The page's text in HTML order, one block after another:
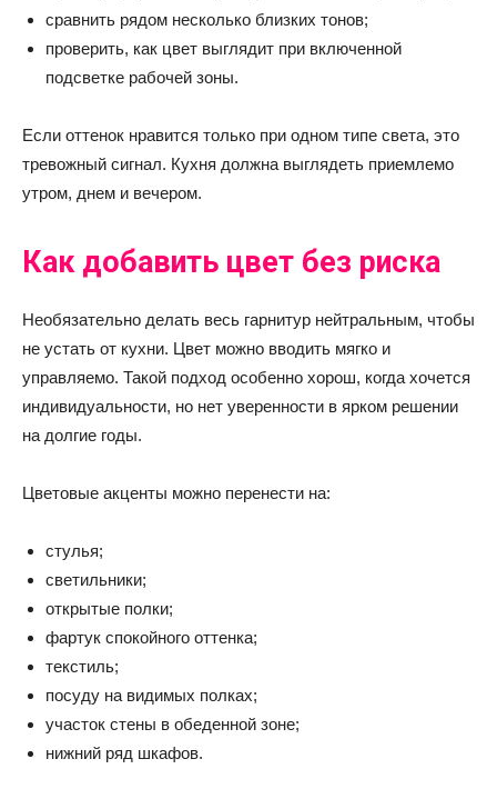
сравнить рядом несколько близких тонов;
проверить, как цвет выглядит при включенной
подсветке рабочей зоны.
Если оттенок нравится только при одном типе света, это
тревожный сигнал. Кухня должна выглядеть приемлемо
утром, днем и вечером.
Как добавить цвет без риска
Необязательно делать весь гарнитур нейтральным, чтобы
не устать от кухни. Цвет можно вводить мягко и
управляемо. Такой подход особенно хорош, когда хочется
индивидуальности, но нет уверенности в ярком решении
на долгие годы.
Цветовые акценты можно перенести на:
стулья;
светильники;
открытые полки;
фартук спокойного оттенка;
текстиль;
посуду на видимых полках;
участок стены в обеденной зоне;
нижний ряд шкафов.